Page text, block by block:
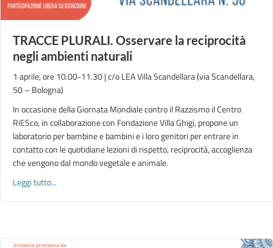
TRACCE PLURALI. Osservare la reciprocità
negli ambienti naturali
1 aprile, ore 10.00-11.30 | c/o LEA Villa Scandellara (via Scandellara,
50 – Bologna)
In occasione della Giornata Mondiale contro il Razzismo il Centro
RiESco, in collaborazione con Fondazione Villa Ghigi, propone un
laboratorio per bambine e bambini e i loro genitori per entrare in
contatto con le quotidiane lezioni di rispetto, reciprocità, accoglienza
che vengono dal mondo vegetale e animale.
Leggi tutto...